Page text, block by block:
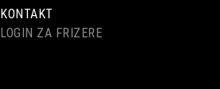
KONTAKT
LOGIN ZA FRIZERE